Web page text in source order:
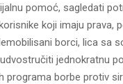
pomoć, sagledati
koji imaju prava,
borci, lica sa
jednokratnu
programa borbe protiv